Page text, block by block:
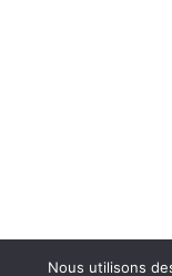
Nous utilisons